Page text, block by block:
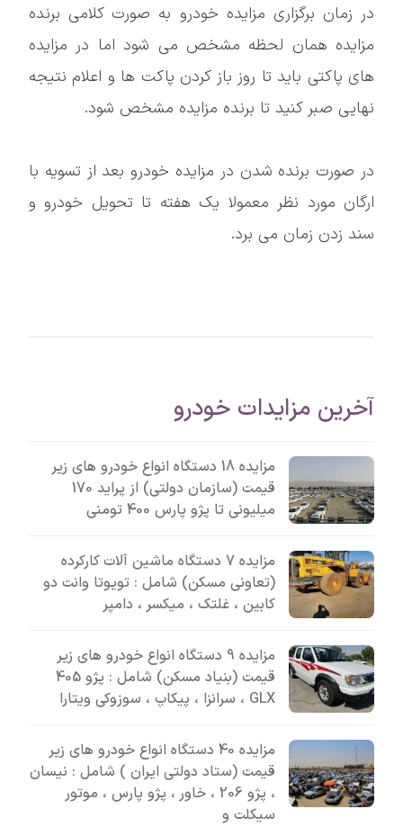
در زمان برگزاری مزایده خودرو به صورت کلامی برنده
مزایده همان لحظه مشخص می شود اما در مزایده
های پاکتی باید تا روز باز کردن پاکت ها و اعلام نتیجه
نهایی صبر کنید تا برنده مزایده مشخص شود.
در صورت برنده شدن در مزایده خودرو بعد از تسویه با
ارگان مورد نظر معمولا یک هفته تا تحویل خودرو و
سند زدن زمان می برد.
آخرین مزایدات خودرو
مزایده 18 دستگاه انواع خودرو های زیر
قیمت (سازمان دولتی) از پراید 170
میلیونی تا پژو پارس 400 تومنی
مزایده 7 دستگاه ماشین آلات کارکرده
(تعاونی مسکن) شامل : تویوتا وانت دو
کابین ، غلتک ، میکسر ، دامپر
مزایده 9 دستگاه انواع خودرو های زیر
قیمت (بنیاد مسکن) شامل : پژو 405
GLX ، سرانزا ، پیکاپ ، سوزوکی ویتارا
مزایده 40 دستگاه انواع خودرو های زیر
قیمت (ستاد دولتی ایران ) شامل : نیسان
، پژو 206 ، خاور ، پژو پارس ، موتور
سیکلت و